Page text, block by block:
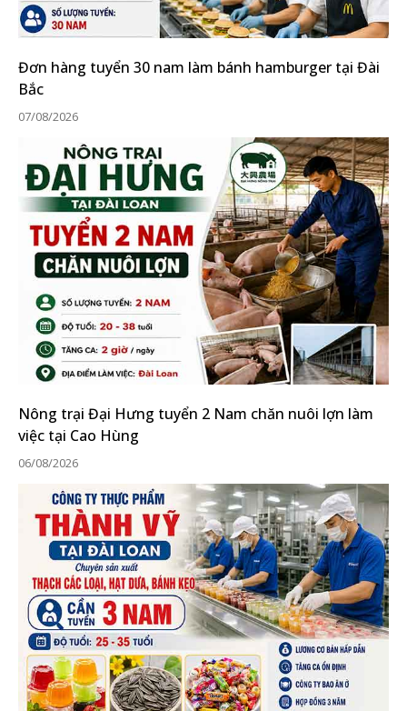
Đơn hàng tuyển 30 nam làm bánh hamburger tại Đài
Bắc
07/08/2026
Nông trại Đại Hưng tuyển 2 Nam chăn nuôi lợn làm
việc tại Cao Hùng
06/08/2026